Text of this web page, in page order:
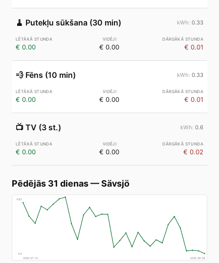
🧹 Putekļu sūkšana (30 min) 0.33
€ 0.00 € 0.00 € 0.01
💨 Fēns (10 min) 0.33
€ 0.00 € 0.00 € 0.01
📺 TV (3 st.) 0.6
€ 0.00 € 0.00 € 0.02
Pēdējās 31 dienas—Sävsjö
€83
€4
2026-07-10
2026-08-09